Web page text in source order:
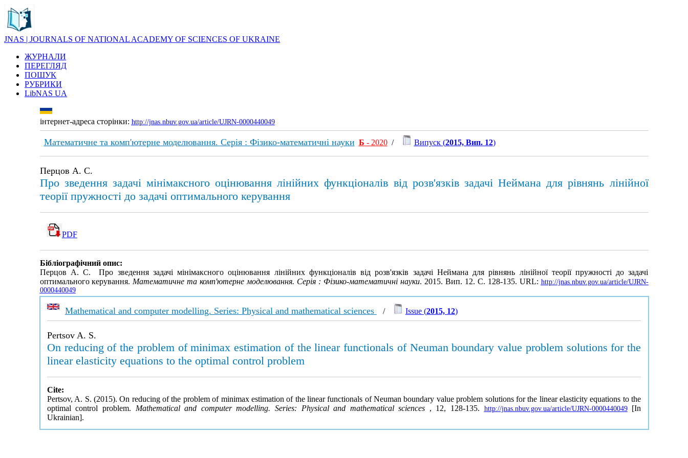
JNAS | JOURNALS OF NATIONAL ACADEMY OF SCIENCES OF UKRAINE
ЖУРНАЛИ
ПЕРЕГЛЯД
ПОШУК
РУБРИКИ
LibNAS UA
інтернет-адреса сторінки: http://jnas.nbuv.gov.ua/article/UJRN-0000440049
Математичне та комп'ютерне моделювання. Серія : Фізико-математичні науки Б - 2020/ Випуск (2015, Вип. 12)
Перцов А. С.
Про зведення задачі мінімаксного оцінювання лінійних функціоналів від розв'язків задачі Неймана для рівнянь лінійної
теорії пружності до задачі оптимального керування
PDF
Бібліографічний опис:
Перцов А. С. Про зведення задачі мінімаксного оцінювання лінійних функціоналів від розв'язків задачі Неймана для рівнянь лінійної теорії пружності до задачі
оптимального керування.Математичне та комп'ютерне моделювання. Серія : Фізико-математичні науки. 2015. Вип. 12. С. 128-135. URL: http://jnas.nbuv.gov.ua/article/UJRN-
0000440049
Mathematical and computer modelling. Series: Physical and mathematical sciences / Issue (2015, 12)
Pertsov A. S.
On reducing of the problem of minimax estimation of the linear functionals of Neuman boundary value problem solutions for the
linear elasticity equations to the optimal control problem
Cite:
Pertsov, A. S. (2015). On reducing of the problem of minimax estimation of the linear functionals of Neuman boundary value problem solutions for the linear elasticity equations to the
optimal control problem. Mathematical and computer modelling. Series: Physical and mathematical sciences , 12, 128-135. http://jnas.nbuv.gov.ua/article/UJRN-0000440049[In
Ukrainian].